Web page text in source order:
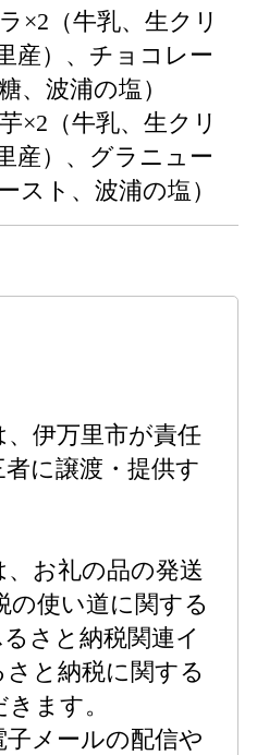
×2（牛乳、生クリ
産）、チョコレー
、波浦の塩）
×2（牛乳、生クリ
産）、グラニュー
スト、波浦の塩）
伊万里市が責任
に譲渡・提供す
お礼の品の発送
使い道に関する
さと納税関連イ
と納税に関する
ます。
メールの配信や